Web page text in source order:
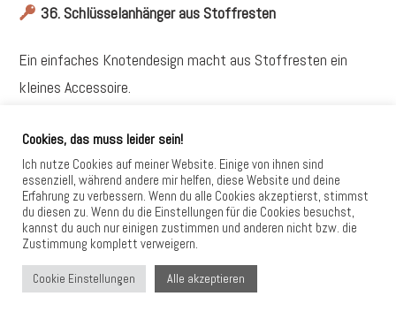
36. Schlüsselanhänger aus Stoffresten
Ein einfaches Knotendesign macht aus Stoffresten ein
kleines Accessoire.
37. Filz-Patch für Tasche oder Jacke
Mit einem selbst gemachten Patch bekommt ein
Kleidungsstück eine persönliche Note.
38. Mini-Webrahmen aus Karton
Cookies, das muss leider sein!
Ich nutze Cookies auf meiner Website. Einige von ihnen sind
essenziell, während andere mir helfen, diese Website und deine
Erfahrung zu verbessern. Wenn du alle Cookies akzeptierst, stimmst
du diesen zu. Wenn du die Einstellungen für die Cookies besuchst,
kannst du auch nur einigen zustimmen und anderen nicht bzw. die
Zustimmung komplett verweigern.
Cookie Einstellungen Alle akzeptieren